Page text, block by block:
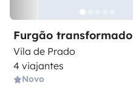
Furgão transformado
Vila de Prado
4 viajantes
Novo